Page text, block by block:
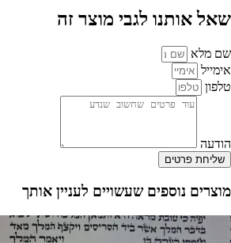
חב”ד
מהודר
כתב
האריז”ל
(רש”י
ור”ת)
שאל אותנו לגבי מוצר זה
שם מלא
אימייל
טלפון
הודעה
שליחת פרטים
מוצרים נוספים שעשויים לעניין אותך